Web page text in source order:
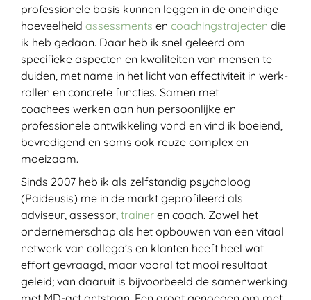
professionele basis kunnen leggen in de oneindige
hoeveelheid assessments en coachingstrajecten die
ik heb gedaan. Daar heb ik snel geleerd om
specifieke aspecten en kwaliteiten van mensen te
duiden, met name in het licht van effectiviteit in werk-
rollen en concrete functies. Samen met
coachees werken aan hun persoonlijke en
professionele ontwikkeling vond en vind ik boeiend,
bevredigend en soms ook reuze complex en
moeizaam.
Sinds 2007 heb ik als zelfstandig psycholoog
(Paideusis) me in de markt geprofileerd als
adviseur, assessor, trainer en coach. Zowel het
ondernemerschap als het opbouwen van een vitaal
netwerk van collega’s en klanten heeft heel wat
effort gevraagd, maar vooral tot mooi resultaat
geleid; van daaruit is bijvoorbeeld de samenwerking